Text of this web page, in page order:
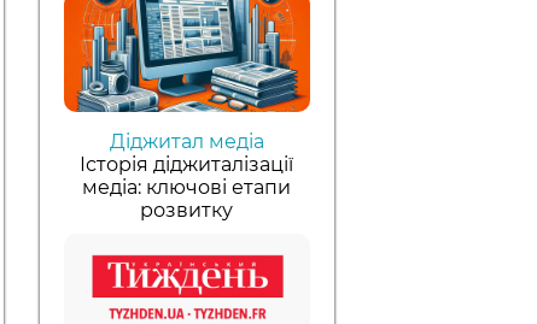
Діджитал медіа
Історія діджиталізації
медіа: ключові етапи
розвитку